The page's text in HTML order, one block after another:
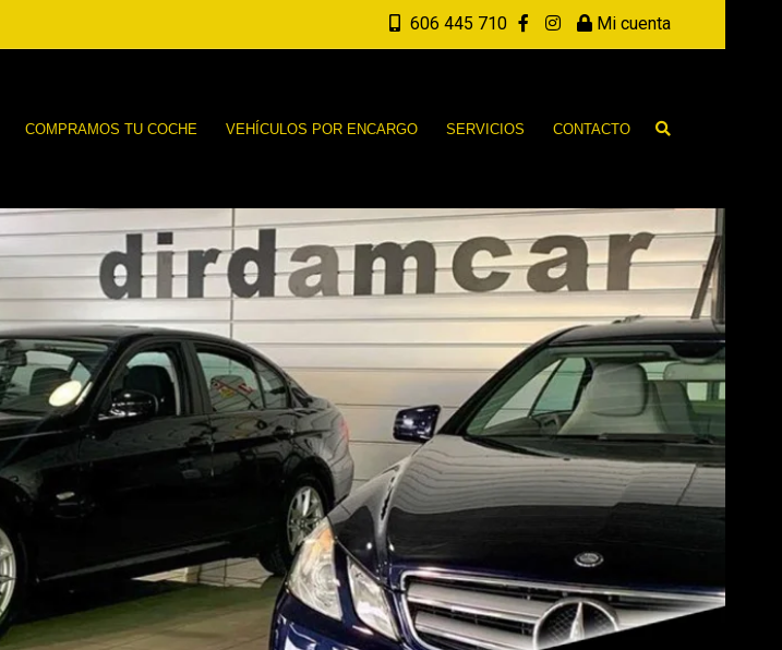
606 445 710 Mi cuenta
COMPRAMOS TU COCHE VEHÍCULOS POR ENCARGO SERVICIOS CONTACTO